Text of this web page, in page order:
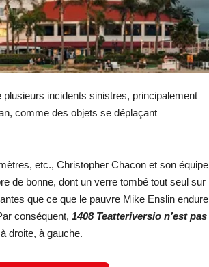
incidents sinistres, principalement
comme des objets se déplaçant
etc., Christopher Chacon et son équipe
de bonne, dont un verre tombé tout seul sur
que ce que le pauvre Mike Enslin endure
conséquent, 1408 Teatteriversio n’est pas
droite, à gauche.